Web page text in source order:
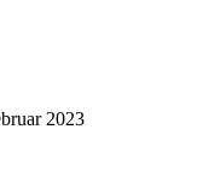
2023